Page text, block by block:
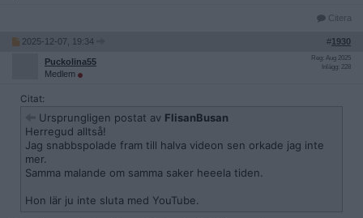
Citera
2025-12-07, 19:34 #1930
Puckolina55
Medlem
Reg: Aug 2025
Inlägg: 228
Citat:
Ursprungligen postat av FlisanBusan
Herregud alltså!
Jag snabbspolade fram till halva videon sen orkade jag inte
mer.
Samma malande om samma saker heeela tiden.
Hon lär ju inte sluta med YouTube.